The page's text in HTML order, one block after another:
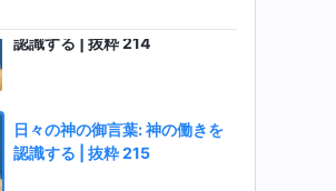
認識する | 抜粋 214
日々の神の御言葉: 神の働きを
認識する | 抜粋 215